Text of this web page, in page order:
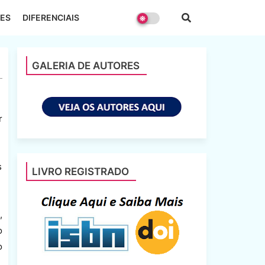
DIFERENCIAIS
GALERIA DE AUTORES
LIVRO REGISTRADO